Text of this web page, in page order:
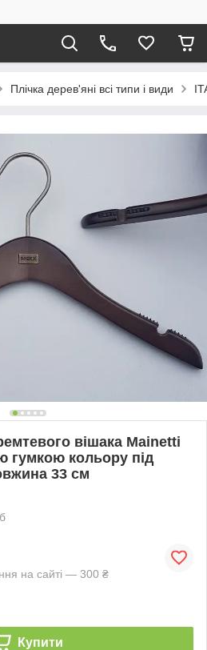
Плічка дерев'яні всі типи і види
вішака Mainetti
гумкою кольору під
33 см
на сайті — 300 ₴
Купити